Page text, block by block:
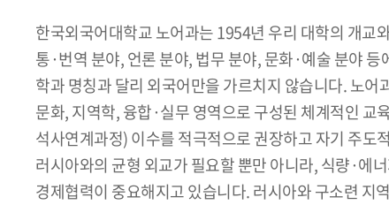
한국외국어대학교 노어과는 1954년 우리 대학의 개교
통·번역 분야, 언론 분야, 법무 분야, 문화·예술 분야
학과 명칭과 달리 외국어만을 가르치지 않습니다. 노어
문화, 지역학, 융합·실무 영역으로 구성된 체계적인
석사연계과정) 이수를 적극적으로 권장하고 자기 주
러시아와의 균형 외교가 필요할 뿐만 아니라, 식량·에
경제협력이 중요해지고 있습니다. 러시아와 구소련 지